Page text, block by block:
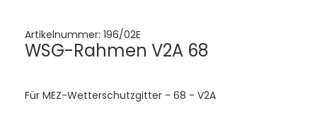
Artikelnummer: 196/02E
WSG-Rahmen V2A 68
Für MEZ-Wetterschutzgitter - 68 - V2A